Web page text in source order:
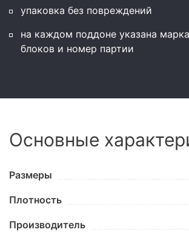
упаковка без повреждений
на каждом поддоне указана
блоков и номер партии
Основные
Размеры
Плотность
Производитель